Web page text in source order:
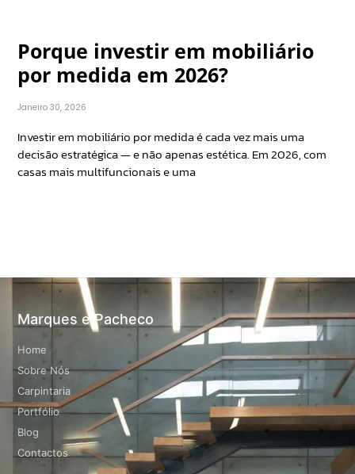
Porque investir em mobiliário
por medida em 2026?
Janeiro 30, 2026
Investir em mobiliário por medida é cada vez mais uma
decisão estratégica — e não apenas estética. Em 2026, com
casas mais multifuncionais e uma
Marques e Pacheco
Home
Sobre Nós
Carpintaria
Portfólio
Blog
Contactos